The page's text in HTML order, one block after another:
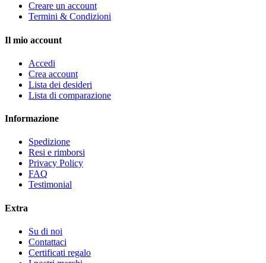
Creare un account
Termini & Condizioni
Il mio account
Accedi
Crea account
Lista dei desideri
Lista di comparazione
Informazione
Spedizione
Resi e rimborsi
Privacy Policy
FAQ
Testimonial
Extra
Su di noi
Contattaci
Certificati regalo